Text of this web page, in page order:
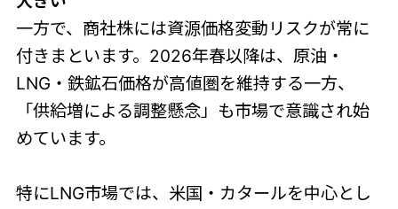
一方で、商社株には資源価格変動リスクが常に
付きまといます。2026年春以降は、原油・
LNG・鉄鉱石価格が高値圏を維持する一方、
「供給増による調整懸念」も市場で意識され始
めています。
特にLNG市場では、米国・カタールを中心とし